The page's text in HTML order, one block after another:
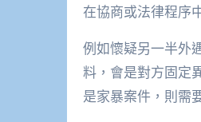
在協商或法律程序
例如懷疑另一半外
料，會是對方固定
是家暴案件，則需